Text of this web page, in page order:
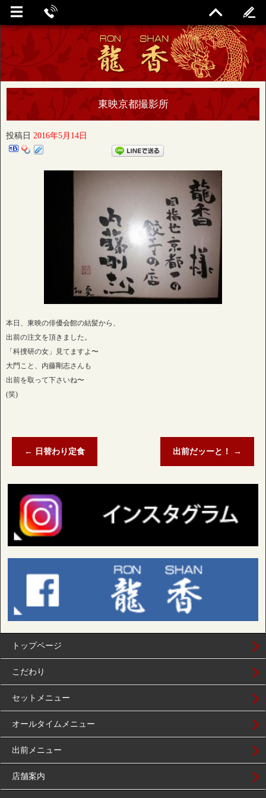
東映京都撮影所
投稿日 2016年5月14日
本日、東映の俳優会館の結髪から、
出前の注文を頂きました。
「科捜研の女」見てますよ〜
大門こと、内藤剛志さんも
出前を取って下さいね〜
(笑)
← 日替わり定食 出前だッーと！ →
トップページ
こだわり
セットメニュー
オールタイムメニュー
出前メニュー
店舗案内